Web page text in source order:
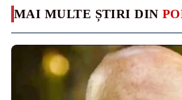
MAI MULTE ȘTIRI DIN